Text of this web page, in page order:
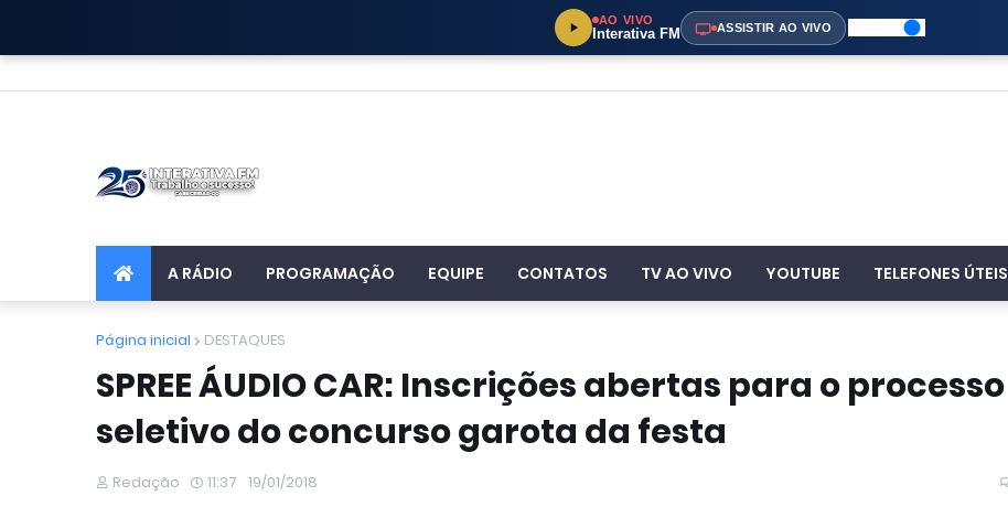
AO VIVO
Interativa FM ASSISTIR AO VIVO
A RÁDIO PROGRAMAÇÃO EQUIPE CONTATOS TV AO VIVO YOUTUBE TELEFONES ÚTEIS
Página inicial DESTAQUES
SPREE ÁUDIO CAR: Inscrições abertas para o processo
seletivo do concurso garota da festa
Redação 11:37 19/01/2018